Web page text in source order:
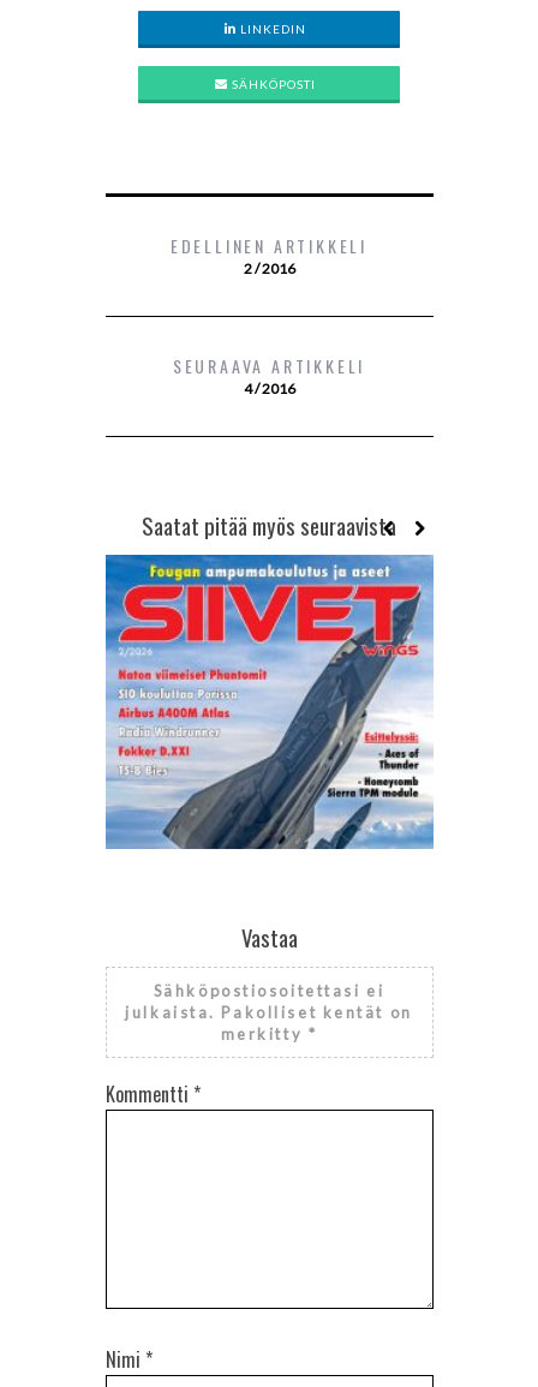
LINKEDIN
SÄHKÖPOSTI
EDELLINEN ARTIKKELI
2 / 2016
SEURAAVA ARTIKKELI
4 / 2016
Saatat pitää myös seuraavista
2/2026
Vastaa
Sähköpostiosoitettasi ei
julkaista. Pakolliset kentät on
merkitty *
Kommentti *
Nimi *